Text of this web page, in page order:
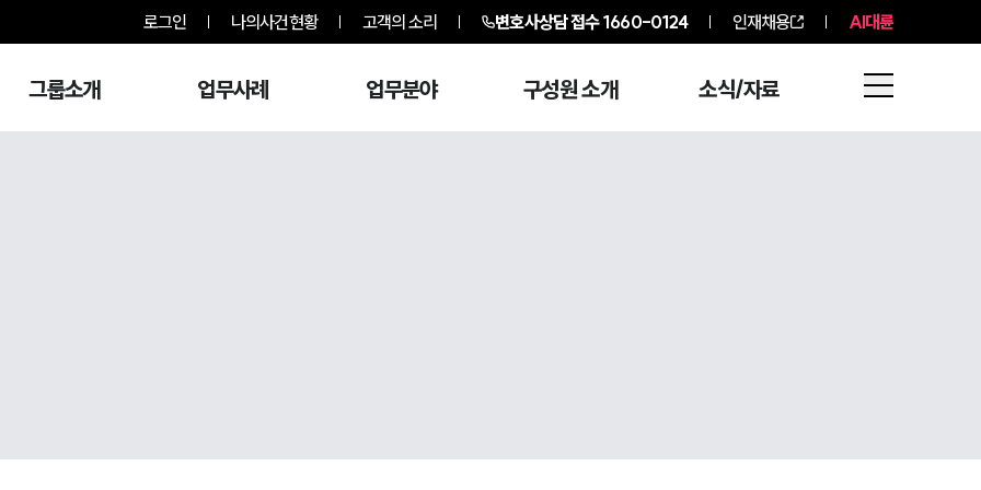
로그인 나의사건현황 고객의 소리 변호사상담 접수1660-0124 인재채용 AI대륜
그룹소개 업무사례 업무분야 구성원 소개 소식/자료